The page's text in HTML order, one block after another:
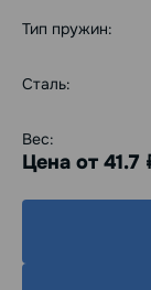
Тип пружин:
Сталь:
Вес:
Цена от 41.7